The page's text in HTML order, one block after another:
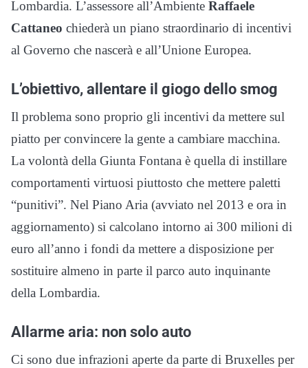
Lombardia. L’assessore all’Ambiente Raffaele
Cattaneo chiederà un piano straordinario di incentivi
al Governo che nascerà e all’Unione Europea.
L’obiettivo, allentare il giogo dello smog
Il problema sono proprio gli incentivi da mettere sul
piatto per convincere la gente a cambiare macchina.
La volontà della Giunta Fontana è quella di instillare
comportamenti virtuosi piuttosto che mettere paletti
“punitivi”. Nel Piano Aria (avviato nel 2013 e ora in
aggiornamento) si calcolano intorno ai 300 milioni di
euro all’anno i fondi da mettere a disposizione per
sostituire almeno in parte il parco auto inquinante
della Lombardia.
Allarme aria: non solo auto
Ci sono due infrazioni aperte da parte di Bruxelles per